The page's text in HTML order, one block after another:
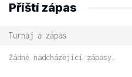
Příští zápas
Turnaj a zápas
Žádné nadcházející zápasy.